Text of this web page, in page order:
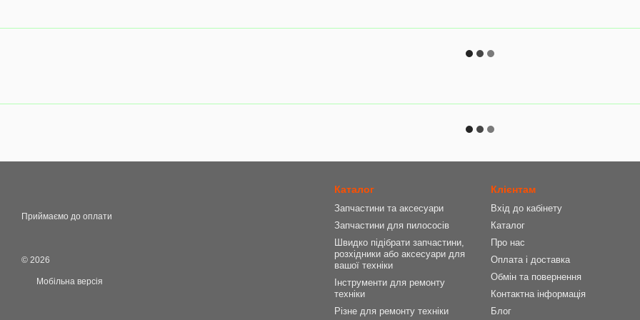
Приймаємо до оплати
© 2026
Мобільна версія
Каталог
Запчастини та аксесуари
Запчастини для пилососів
Швидко підібрати запчастини,
розхідники або аксесуари для
вашої техніки
Інструменти для ремонту
техніки
Різне для ремонту техніки
Клієнтам
Вхід до кабінету
Каталог
Про нас
Оплата і доставка
Обмін та повернення
Контактна інформація
Блог